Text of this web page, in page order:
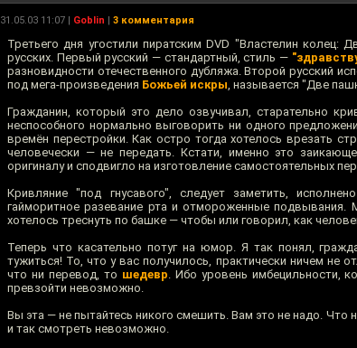
31.05.03 11:07 | Goblin | 3 комментария
Третьего дня угостили пиратским DVD "Властелин колец:
русских. Первый русский — стандартный, стиль —
разновидности отечественного дубляжа. Второй русский
под мега-произведения Божьей искры, называется "Две
Гражданин, который это дело озвучивал, старательно
неспособного нормально выговорить ни одного
времён перестройки. Как остро тогда хотелось врезать
человечески — не передать. Кстати, именно это
оригиналу и сподвигло на изготовление самостоятельных
Кривляние "под гнусавого", следует заметить,
гайморитное разевание рта и отмороженные
хотелось треснуть по башке — чтобы или говорил, как
Теперь что касательно потуг на юмор. Я так понял,
тужиться! То, что у вас получилось, практически ничем не
что ни перевод, то шедевр. Ибо уровень имбецильности,
превзойти невозможно.
Вы эта — не пытайтесь никого смешить. Вам это не надо. Что
и так смотреть невозможно.